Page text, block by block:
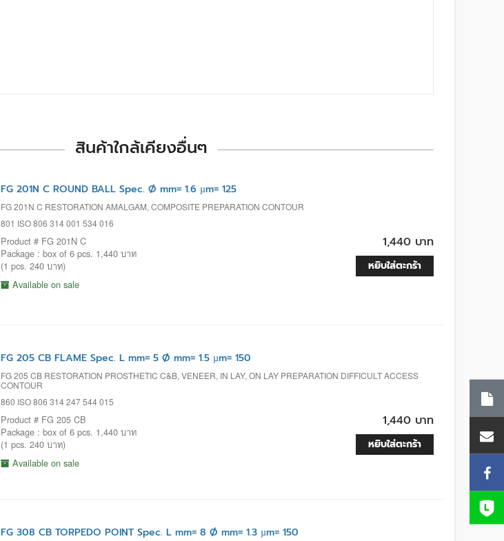
สินค้าใกล้เคียงอื่นๆ
FG 201N C ROUND BALL Spec. Ø mm= 1.6 µm= 125
FG 201N C RESTORATION AMALGAM, COMPOSITE PREPARATION CONTOUR
801 ISO 806 314 001 534 016
Product # FG 201N C
Package : box of 6 pcs. 1,440 บาท
(1 pcs. 240 บาท)
Available on sale
1,440 บาท
หยิบใส่ตะกร้า
FG 205 CB FLAME Spec. L mm= 5 Ø mm= 1.5 µm= 150
FG 205 CB RESTORATION PROSTHETIC C&B, VENEER, IN LAY, ON LAY PREPARATION DIFFICULT ACCESS
CONTOUR
860 ISO 806 314 247 544 015
Product # FG 205 CB
Package : box of 6 pcs. 1,440 บาท
(1 pcs. 240 บาท)
Available on sale
1,440 บาท
หยิบใส่ตะกร้า
FG 308 CB TORPEDO POINT Spec. L mm= 8 Ø mm= 1.3 µm= 150